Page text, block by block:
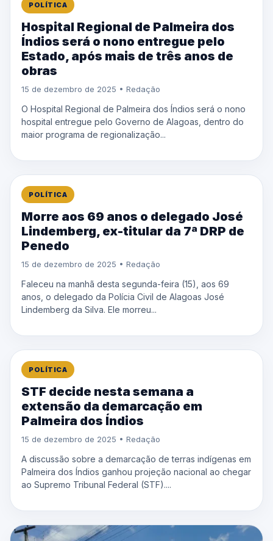
POLÍTICA
Hospital Regional de Palmeira dos
Índios será o nono entregue pelo
Estado, após mais de três anos de
obras
15 de dezembro de 2025 • Redação
O Hospital Regional de Palmeira dos Índios será o nono
hospital entregue pelo Governo de Alagoas, dentro do
maior programa de regionalização...
POLÍTICA
Morre aos 69 anos o delegado José
Lindemberg, ex-titular da 7ª DRP de
Penedo
15 de dezembro de 2025 • Redação
Faleceu na manhã desta segunda-feira (15), aos 69
anos, o delegado da Polícia Civil de Alagoas José
Lindemberg da Silva. Ele morreu...
POLÍTICA
STF decide nesta semana a
extensão da demarcação em
Palmeira dos Índios
15 de dezembro de 2025 • Redação
A discussão sobre a demarcação de terras indígenas em
Palmeira dos Índios ganhou projeção nacional ao chegar
ao Supremo Tribunal Federal (STF)....